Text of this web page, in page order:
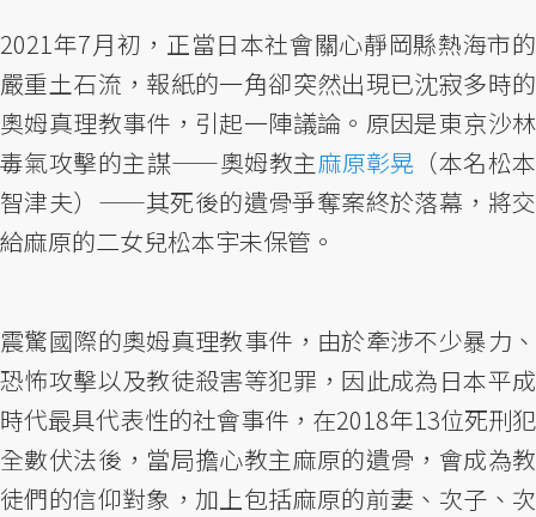
2021年7月初，正當日本社會關心靜岡縣熱海市的
嚴重土石流，報紙的一角卻突然出現已沈寂多時的
奧姆真理教事件，引起一陣議論。原因是東京沙林
毒氣攻擊的主謀——奧姆教主麻原彰晃（本名松本
智津夫）——其死後的遺骨爭奪案終於落幕，將交
給麻原的二女兒松本宇未保管。
震驚國際的奧姆真理教事件，由於牽涉不少暴力、
恐怖攻擊以及教徒殺害等犯罪，因此成為日本平成
時代最具代表性的社會事件，在2018年13位死刑犯
全數伏法後，當局擔心教主麻原的遺骨，會成為教
徒們的信仰對象，加上包括麻原的前妻、次子、次